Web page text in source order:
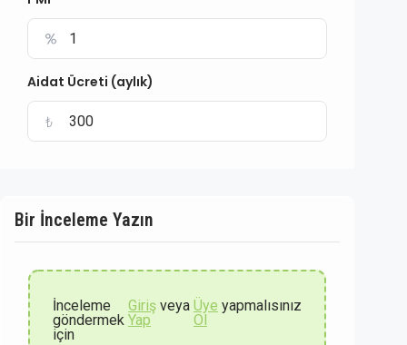
Aidat Ücreti (aylık)
₺
Bir İnceleme Yazın
İnceleme
göndermek
için
Giriş
Yap
veya Üye
Ol
yapmalısınız